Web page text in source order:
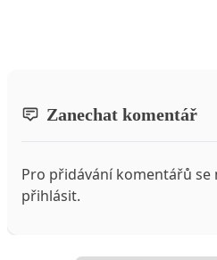
Zanechat komentář
Pro přidávání komentářů se
přihlásit.